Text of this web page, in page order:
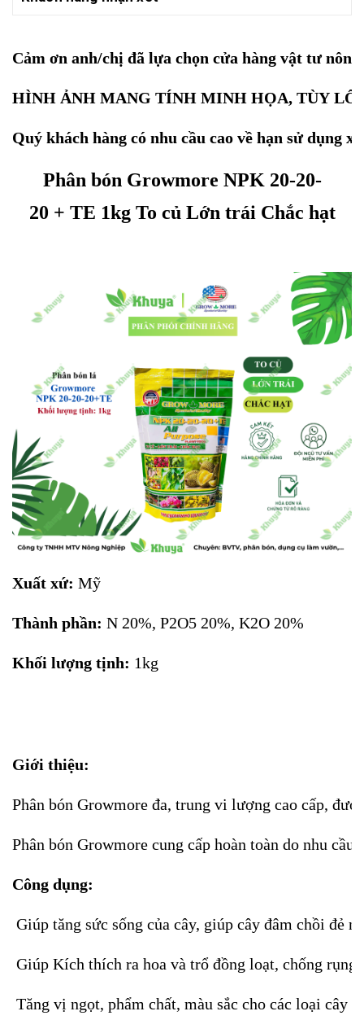
Cảm ơn anh/chị đã lựa chọn cửa hàng vật tư
HÌNH ẢNH MANG TÍNH MINH HỌA, TÙY
Quý khách hàng có nhu cầu cao về hạn sử dụng
Phân bón Growmore NPK 20-20-
20 + TE 1kg To củ Lớn trái Chắc hạt
Xuất xứ: Mỹ
Thành phần: N 20%, P2O5 20%, K2O 20%
Khối lượng tịnh: 1kg
Giới thiệu:
Phân bón Growmore đa, trung vi lượng cao cấp,
Phân bón Growmore cung cấp hoàn toàn do nhu
Công dụng:
Giúp tăng sức sống của cây, giúp cây đâm chồi đẻ
Giúp Kích thích ra hoa và trổ đồng loạt, chống rụng
Tăng vị ngọt, phẩm chất, màu sắc cho các loại cây